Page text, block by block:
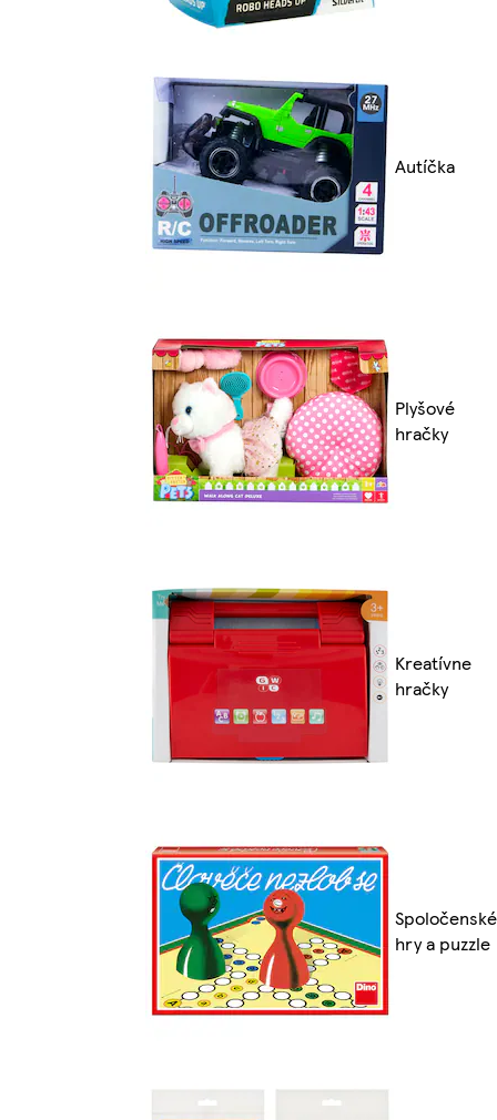
Autíčka
Plyšové
hračky
Kreatívne
hračky
Spoločenské
hry a puzzle